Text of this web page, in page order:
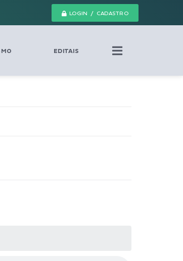
LOGIN / CADASTRO
EDITAIS